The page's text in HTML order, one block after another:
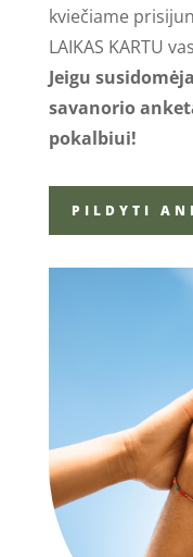
kviečiame
LAIKAS KARTU
Jeigu
savanorio
pokalbiui!
PILDYTI